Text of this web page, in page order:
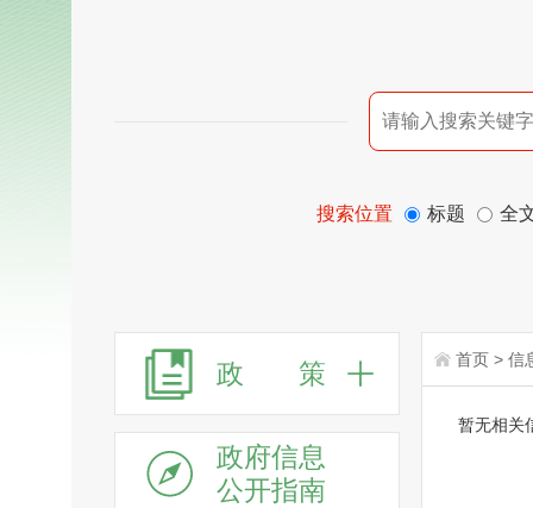
搜索位置 标题 全
政 策
政府信息
公开指南
首页 > 信
暂无相关